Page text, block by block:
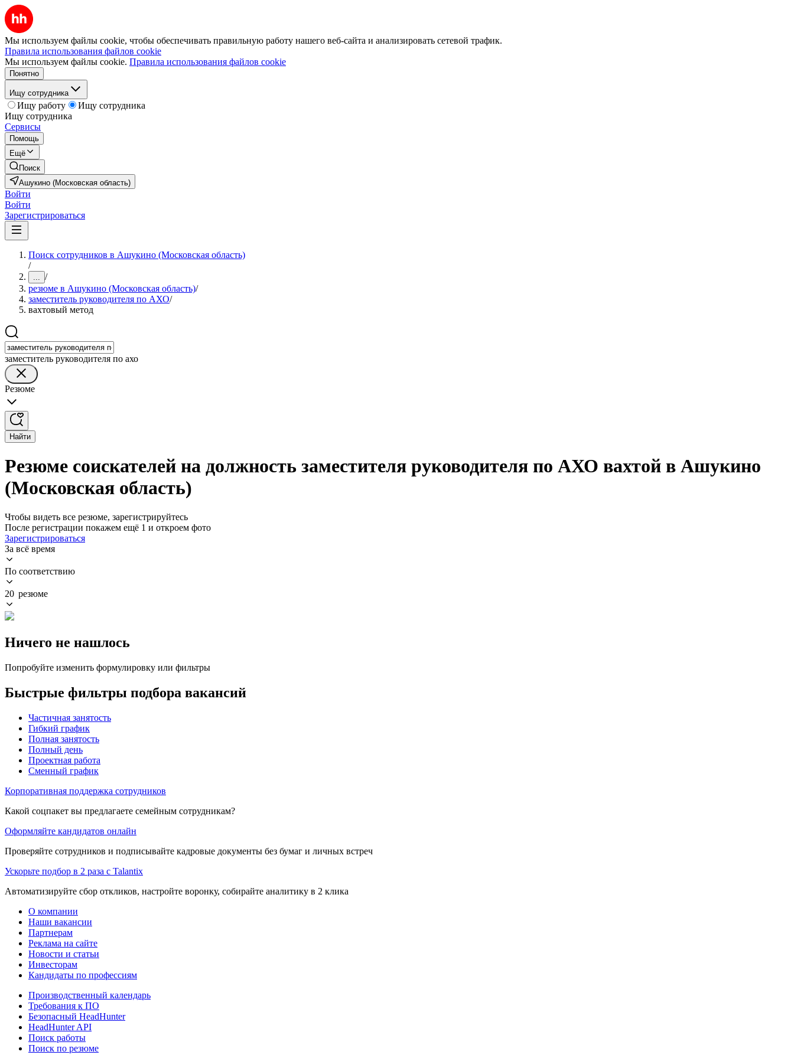
Мы используем файлы cookie, чтобы обеспечивать правильную работу нашего веб-сайта и анализировать сетевой трафик.
Правила использования файлов cookie
Мы используем файлы cookie. Правила использования файлов cookie
Понятно
Ищу сотрудника
Ищу работу
Ищу сотрудника
Ищу сотрудника
Сервисы
Помощь
Ещё
Поиск
Ашукино (Московская область)
Войти
Войти
Зарегистрироваться
Поиск сотрудников в Ашукино (Московская область)
/
... /
резюме в Ашукино (Московская область)/
заместитель руководителя по АХО/
вахтовый метод
заместитель руководителя по ахо
Резюме
Найти
Резюме соискателей на должность заместителя руководителя по АХО вахтой в Ашукино
(Московская область)
Чтобы видеть все резюме, зарегистрируйтесь
После регистрации покажем ещё 1 и откроем фото
Зарегистрироваться
За всё время
По соответствию
20 резюме
Ничего не нашлось
Попробуйте изменить формулировку или фильтры
Быстрые фильтры подбора вакансий
Частичная занятость
Гибкий график
Полная занятость
Полный день
Проектная работа
Сменный график
Корпоративная поддержка сотрудников
Какой соцпакет вы предлагаете семейным сотрудникам?
Оформляйте кандидатов онлайн
Проверяйте сотрудников и подписывайте кадровые документы без бумаг и личных встреч
Ускорьте подбор в 2 раза с Talantix
Автоматизируйте сбор откликов, настройте воронку, собирайте аналитику в 2 клика
О компании
Наши вакансии
Партнерам
Реклама на сайте
Новости и статьи
Инвесторам
Кандидаты по профессиям
Производственный календарь
Требования к ПО
Безопасный HeadHunter
HeadHunter API
Поиск работы
Поиск по резюме